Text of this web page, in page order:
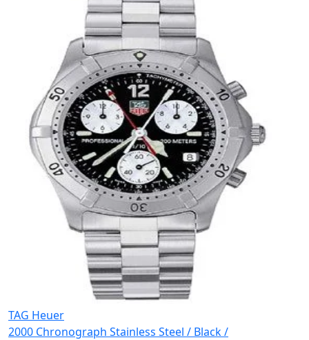
TAG Heuer
2000 Chronograph Stainless Steel / Black /